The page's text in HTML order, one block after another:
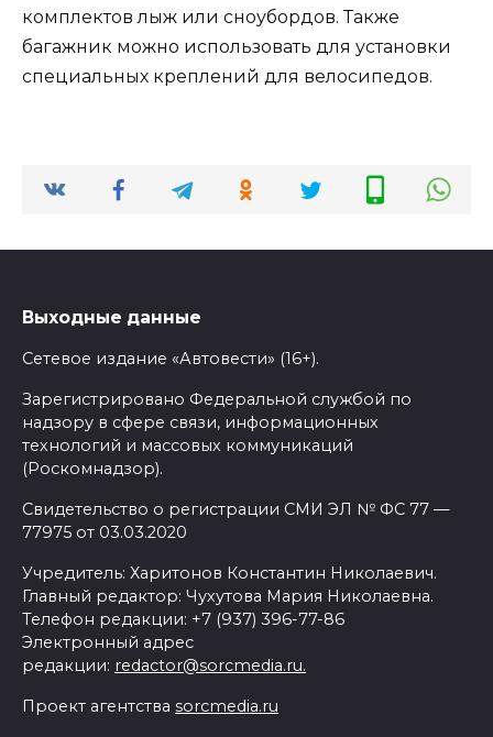
комплектов лыж или сноубордов. Также
багажник можно использовать для установки
специальных креплений для велосипедов.
Выходные данные
Сетевое издание «Автовести» (16+).
Зарегистрировано Федеральной службой по
надзору в сфере связи, информационных
технологий и массовых коммуникаций
(Роскомнадзор).
Свидетельство о регистрации СМИ ЭЛ № ФС 77 —
77975 от 03.03.2020
Учредитель: Харитонов Константин Николаевич.
Главный редактор: Чухутова Мария Николаевна.
Телефон редакции: +7 (937) 396-77-86
Электронный адрес
редакции: redactor@sorcmedia.ru.
Проект агентства sorcmedia.ru